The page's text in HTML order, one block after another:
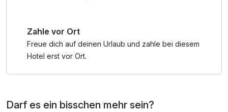
Zahle vor Ort
Freue dich auf deinen Urlaub und zahle bei diesem
Hotel erst vor Ort.
Darf es ein bisschen mehr sein?